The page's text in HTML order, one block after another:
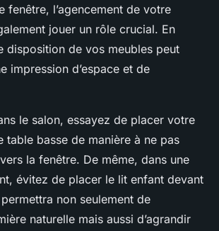
fenêtre, l’agencement de votre
jouer un rôle crucial. En
disposition de vos meubles peut
impression d’espace et de
le salon, essayez de placer votre
table basse de manière à ne pas
la fenêtre. De même, dans une
évitez de placer le lit enfant devant
non seulement de
naturelle mais aussi d’agrandir